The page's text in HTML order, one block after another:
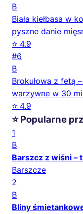
B
Biała kiełbasa w
pyszne danie
⭐ 4.9
#6
B
Brokułowa z fetą
warzywne w 30
⭐ 4.9
⭐ Popularne
1
B
Barszcz z wiśni –
Barszcze
2
B
Bliny